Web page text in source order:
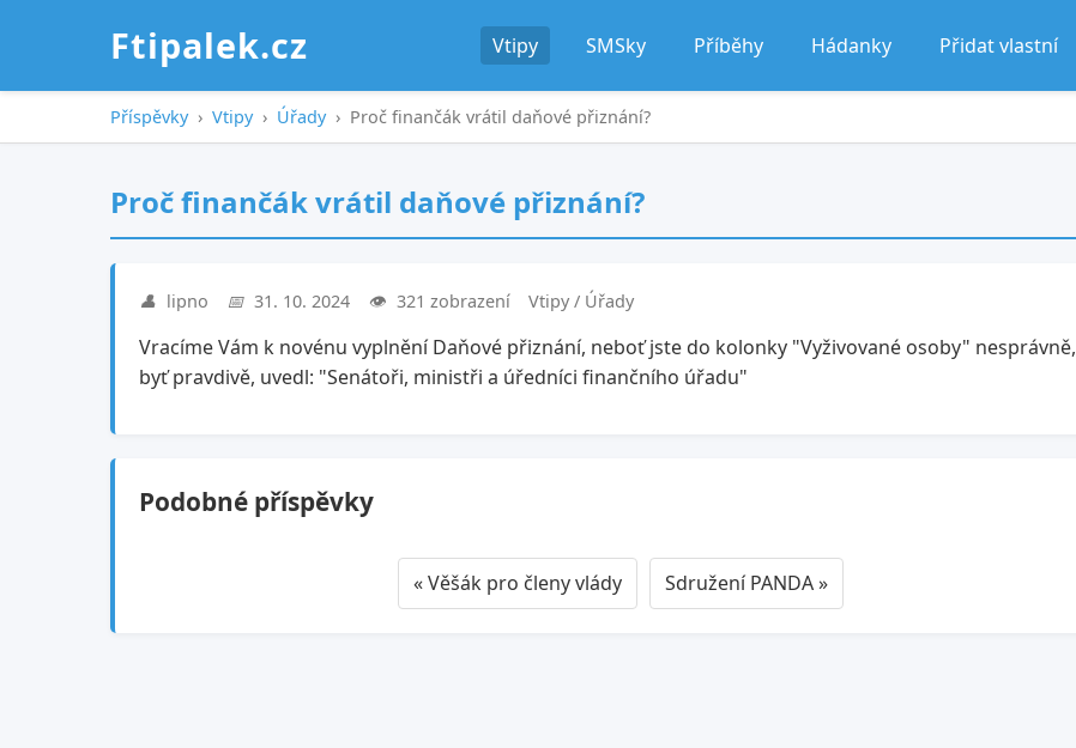
Ftipalek.cz Vtipy SMSky Příběhy Hádanky Přidat vlastní
Příspěvky › Vtipy › Úřady › Proč finančák vrátil daňové přiznání?
Proč finančák vrátil daňové přiznání?
👤 lipno 📅 31. 10. 2024 👁️ 321 zobrazení Vtipy / Úřady
Vracíme Vám k novénu vyplnění Daňové přiznání, neboť jste do kolonky "Vyživované osoby" nesprávně,
byť pravdivě, uvedl: "Senátoři, ministři a úředníci finančního úřadu"
Podobné příspěvky
« Věšák pro členy vlády Sdružení PANDA »